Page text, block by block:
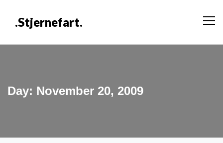
content.stjernefart.
Day: November 20, 2009